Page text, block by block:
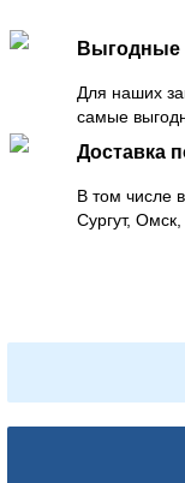
Выгодные
Для наших
самые
Доставка
В том числе
Сургут,